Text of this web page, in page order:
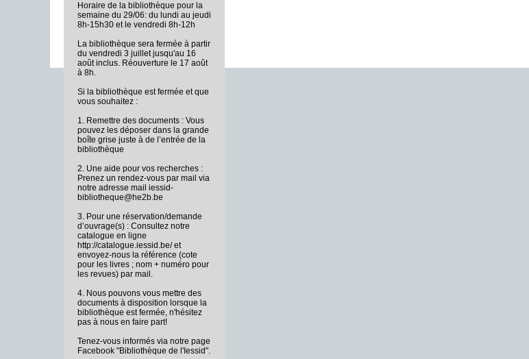
Horaire de la bibliothèque pour la
semaine du 29/06: du lundi au jeudi
8h-15h30 et le vendredi 8h-12h
La bibliothèque sera fermée à partir
du vendredi 3 juillet jusqu'au 16
août inclus. Réouverture le 17 août
à 8h.
Si la bibliothèque est fermée et que
vous souhaitez :
1. Remettre des documents : Vous
pouvez les déposer dans la grande
boîte grise juste à de l’entrée de la
bibliothèque
2. Une aide pour vos recherches :
Prenez un rendez-vous par mail via
notre adresse mail iessid-
bibliotheque@he2b.be
3. Pour une réservation/demande
d’ouvrage(s) : Consultez notre
catalogue en ligne
http://catalogue.iessid.be/ et
envoyez-nous la référence (cote
pour les livres ; nom + numéro pour
les revues) par mail.
4. Nous pouvons vous mettre des
documents à disposition lorsque la
bibliothèque est fermée, n'hésitez
pas à nous en faire part!
Tenez-vous informés via notre page
Facebook "Bibliothèque de l'Iessid".